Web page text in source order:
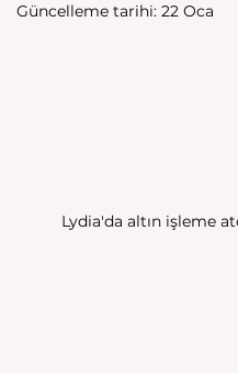
Güncelleme tarihi: 22 Oca
Lydia'da altın işleme